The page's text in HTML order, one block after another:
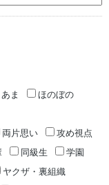
ま
ほのぼの
両片思い
攻め視点
同級生
学園
ヤクザ・裏組織